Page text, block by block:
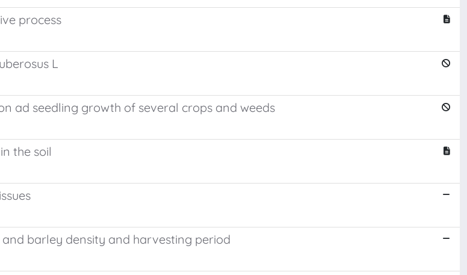
process
L
ad seedling growth of several crops and weeds
the soil
barley density and harvesting period